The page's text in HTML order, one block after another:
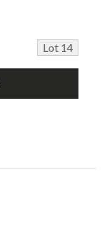
Lot 14